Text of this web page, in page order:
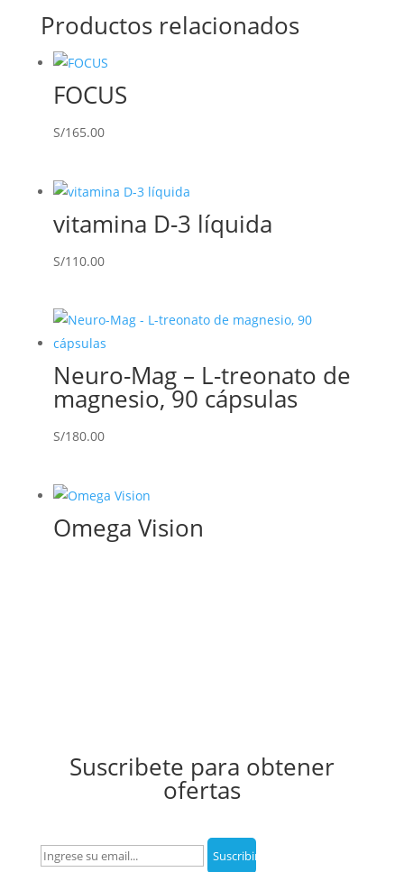
Productos relacionados
FOCUS
S/165.00
vitamina D-3 líquida
S/110.00
Neuro-Mag – L-treonato de
magnesio, 90 cápsulas
S/180.00
Omega Vision
Suscribete para obtener
ofertas